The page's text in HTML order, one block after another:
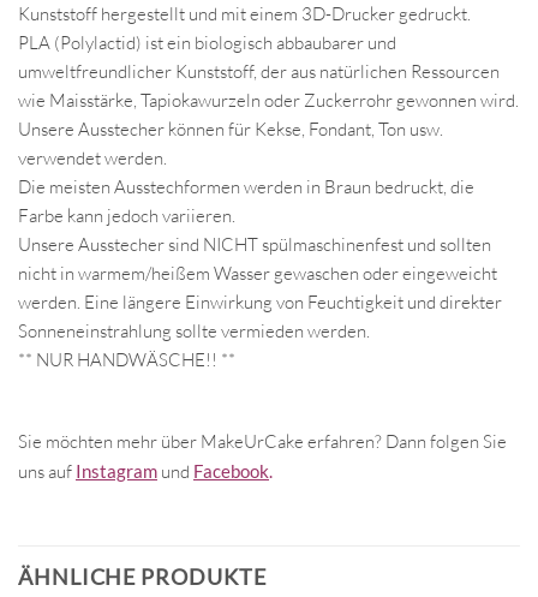
Kunststoff hergestellt und mit einem 3D-Drucker gedruckt.
PLA (Polylactid) ist ein biologisch abbaubarer und
umweltfreundlicher Kunststoff, der aus natürlichen Ressourcen
wie Maisstärke, Tapiokawurzeln oder Zuckerrohr gewonnen wird.
Unsere Ausstecher können für Kekse, Fondant, Ton usw.
verwendet werden.
Die meisten Ausstechformen werden in Braun bedruckt, die
Farbe kann jedoch variieren.
Unsere Ausstecher sind NICHT spülmaschinenfest und sollten
nicht in warmem/heißem Wasser gewaschen oder eingeweicht
werden. Eine längere Einwirkung von Feuchtigkeit und direkter
Sonneneinstrahlung sollte vermieden werden.
** NUR HANDWÄSCHE!! **
Sie möchten mehr über MakeUrCake erfahren? Dann folgen Sie
uns auf Instagram und Facebook.
ÄHNLICHE PRODUKTE